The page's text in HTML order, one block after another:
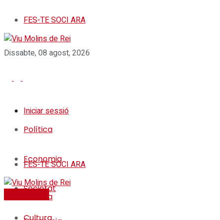
FES-TE SOCI ARA
Dissabte, 08 agost, 2026
Iniciar sessió
Política
Economia
Societat
FES-TE SOCI ARA
Política